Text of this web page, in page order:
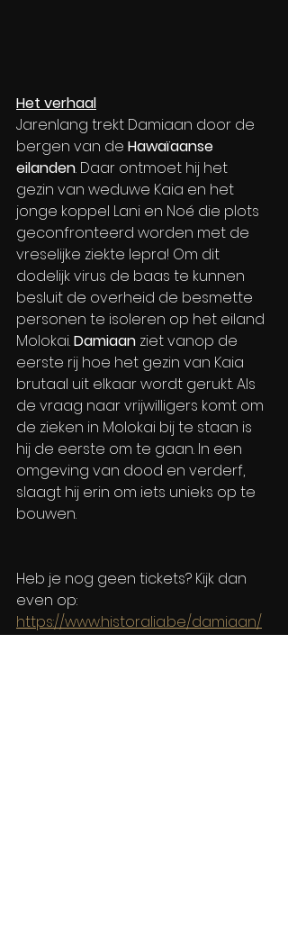
Het verhaal
Jarenlang trekt Damiaan door de
bergen van de Hawaïaanse
eilanden. Daar ontmoet hij het
gezin van weduwe Kaia en het
jonge koppel Lani en Noé die plots
geconfronteerd worden met de
vreselijke ziekte lepra! Om dit
dodelijk virus de baas te kunnen
besluit de overheid de besmette
personen te isoleren op het eiland
Molokai. Damiaan ziet vanop de
eerste rij hoe het gezin van Kaia
brutaal uit elkaar wordt gerukt. Als
de vraag naar vrijwilligers komt om
de zieken in Molokai bij te staan is
hij de eerste om te gaan. In een
omgeving van dood en verderf,
slaagt hij erin om iets unieks op te
bouwen.
Heb je nog geen tickets? Kijk dan
even op:
https://www.historalia.be/damiaan/